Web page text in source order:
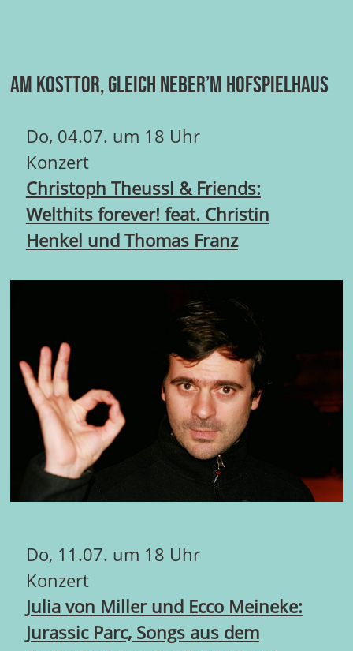
Am Kosttor, gleich neber’m Hofspielhaus
Do, 04.07. um 18 Uhr
Konzert
Christoph Theussl & Friends:
Welthits forever! feat. Christin
Henkel und Thomas Franz
Do, 11.07. um 18 Uhr
Konzert
Julia von Miller und Ecco Meineke:
Jurassic Parc, Songs aus dem